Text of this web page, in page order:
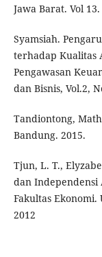
Jawa Barat. Vol
Syamsiah.
terhadap Kualitas
Pengawasan
dan Bisnis, Vol.2,
Tandiontong,
Bandung. 2015.
Tjun, L. T.,
dan
Fakultas
2012